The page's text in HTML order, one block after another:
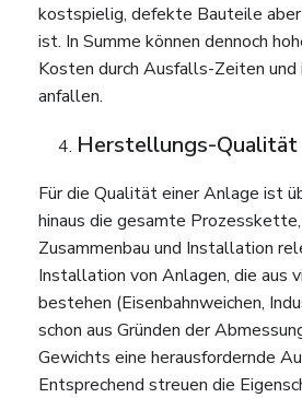
kostspielig, defekte Bauteile
ist. In Summe können dennoch
Kosten durch Ausfalls-Zeiten und
anfallen.
Herstellungs-Qualität
Für die Qualität einer Anlage ist
hinaus die gesamte
Zusammenbau und Installation
Installation von Anlagen, die aus
bestehen (Eisenbahnweichen,
schon aus Gründen der
Gewichts eine herausfordernde
Entsprechend streuen die